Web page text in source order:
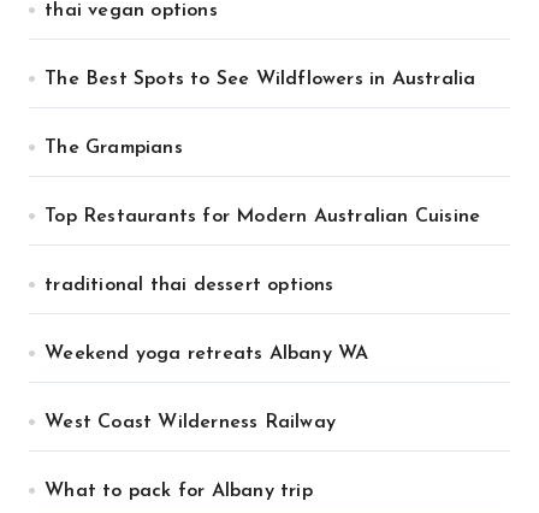
thai vegan options
The Best Spots to See Wildflowers in Australia
The Grampians
Top Restaurants for Modern Australian Cuisine
traditional thai dessert options
Weekend yoga retreats Albany WA
West Coast Wilderness Railway
What to pack for Albany trip